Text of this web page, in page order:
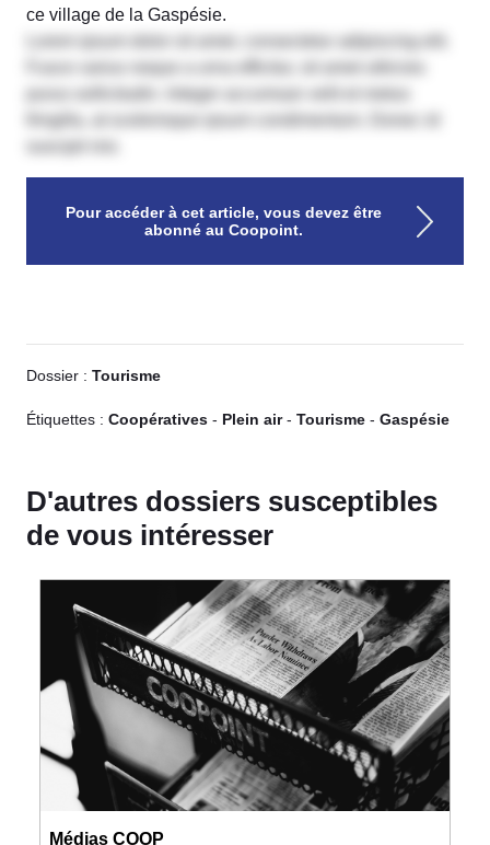
ce village de la Gaspésie.
Pour accéder à cet article, vous devez être
abonné au Coopoint.
Dossier : Tourisme
Étiquettes : Coopératives - Plein air- Tourisme - Gaspésie
D'autres dossiers susceptibles
de vous intéresser
Médias COOP